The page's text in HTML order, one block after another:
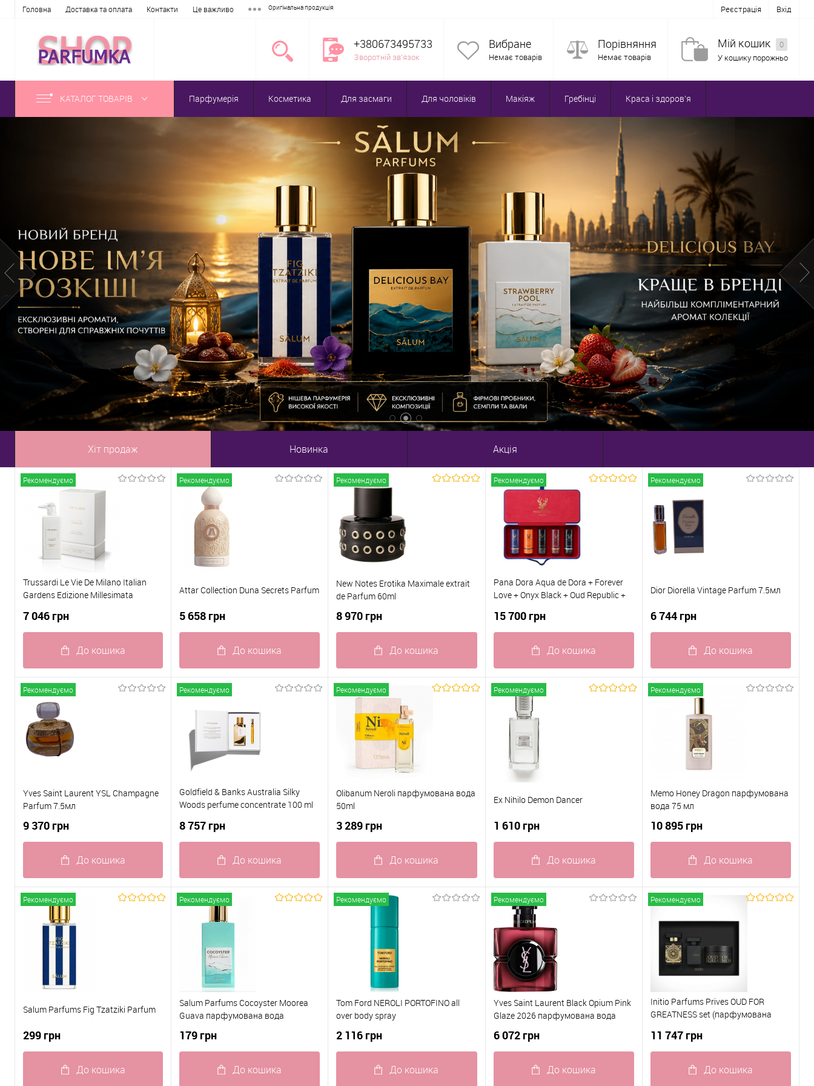
Головна Доставка та оплата Контакти Це важливо Оригінальна продукція Реєстрація Вхід
+380673495733
Зворотній зв'язок
Вибране
Немає товарів
Порівняння
Немає товарів
Мій кошик
0
У кошику порожньо
КАТАЛОГ ТОВАРІВ Парфумерія Косметика Для засмаги Для чоловіків Макіяж Гребінці Краса і здоров'я
Хіт продаж Новинка Акція
Рекомендуємо
Trussardi Le Vie De Milano Italian
Gardens Edizione Millesimata
7 046 грн
До кошика
Купити в 1 клік
До
порівняння
До обраного
Рекомендуємо
Attar Collection Duna Secrets Parfum
5 658 грн
До кошика
Купити в 1 клік
До
порівняння
До обраного
Рекомендуємо
New Notes Erotika Maximale extrait
de Parfum 60ml
8 970 грн
До кошика
Купити в 1 клік
До
порівняння
До обраного
Рекомендуємо
Pana Dora Aqua de Dora + Forever
Love + Onyx Black + Oud Republic +
15 700 грн
До кошика
Купити в 1 клік
До
порівняння
До обраного
Рекомендуємо
Dior Diorella Vintage Parfum 7.5мл
6 744 грн
До кошика
Купити в 1 клік
До
порівняння
До обраного
Рекомендуємо
Yves Saint Laurent YSL Champagne
Parfum 7.5мл
9 370 грн
До кошика
Купити в 1 клік
До
порівняння
До обраного
Рекомендуємо
Goldfield & Banks Australia Silky
Woods perfume concentrate 100 ml
8 757 грн
До кошика
Купити в 1 клік
До
порівняння
До обраного
Рекомендуємо
Olibanum Neroli парфумована вода
50ml
3 289 грн
До кошика
Купити в 1 клік
До
порівняння
До обраного
Рекомендуємо
Ex Nihilo Demon Dancer
1 610 грн
До кошика
Купити в 1 клік
До
порівняння
До обраного
Рекомендуємо
Memo Honey Dragon парфумована
вода 75 мл
10 895 грн
До кошика
Купити в 1 клік
До
порівняння
До обраного
Рекомендуємо
Salum Parfums Fig Tzatziki Parfum
299 грн
До кошика
Рекомендуємо
Salum Parfums Cocoyster Moorea
Guava парфумована вода
179 грн
До кошика
Рекомендуємо
Tom Ford NEROLI PORTOFINO all
over body spray
2 116 грн
До кошика
Рекомендуємо
Yves Saint Laurent Black Opium Pink
Glaze 2026 парфумована вода
6 072 грн
До кошика
Рекомендуємо
Initio Parfums Prives OUD FOR
GREATNESS set (парфумована
50 ml hair Parfum)
11 747 грн
До кошика